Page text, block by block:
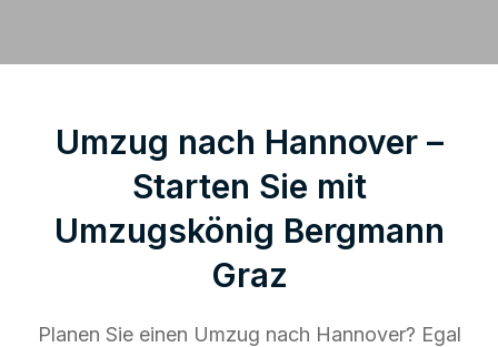
Umzug nach Hannover –
Starten Sie mit
Umzugskönig Bergmann
Graz
Planen Sie einen Umzug nach Hannover? Egal